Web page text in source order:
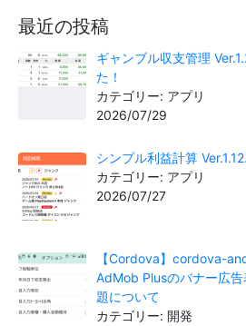
最近の投稿
ギャンブル収支管理
た！
カテゴリー: アプリ
2026/07/29
シンプル利益計算
カテゴリー: アプリ
2026/07/27
【Cordova】cordova-
AdMob Plusのバナー広
題について
カテゴリー: 開発